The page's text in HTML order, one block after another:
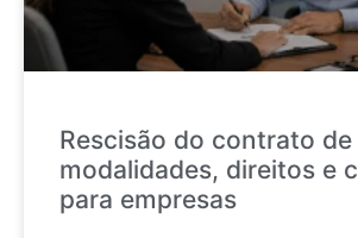
Rescisão do contrato
modalidades, direitos e
para empresas